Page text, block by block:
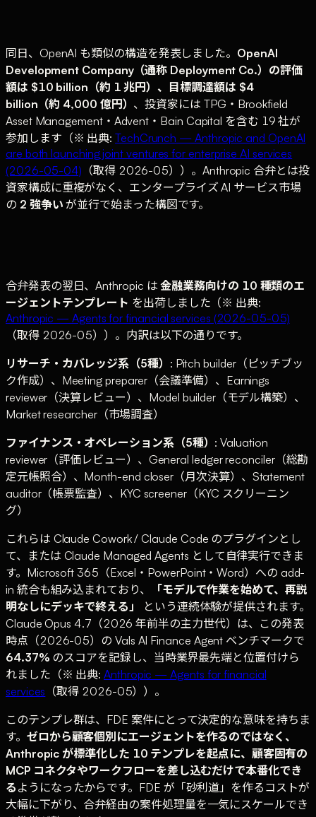
同日、OpenAI も類似の構造を発表しました。 OpenAI
Development Company（通称 Deployment Co.）の評価
額は $10 billion（約 1 兆円）、目標調達額は $4
billion（約 4,000 億円） 、投資家には TPG・Brookfield
Asset Management・Advent・Bain Capital を含む 19 社が
参加します（※ 出典:TechCrunch — Anthropic and OpenAI
are both launching joint ventures for enterprise AI services
(2026-05-04) （取得 2026-05））。Anthropic 合弁とは投
資家構成に重複がなく、エンタープライズ AI サービス市場
の 2 強争い が並行で始まった構図です。
合弁発表の翌日、Anthropic は金融業務向けの 10 種類のエ
ージェントテンプレート を出荷しました（※ 出典:
Anthropic — Agents for financial services (2026-05-05)
（取得 2026-05））。内訳は以下の通りです。
リサーチ・カバレッジ系（5種） : Pitch builder（ピッチブッ
ク作成）、Meeting preparer（会議準備）、Earnings
reviewer（決算レビュー）、Model builder（モデル構築）、
Market researcher（市場調査）
ファイナンス・オペレーション系（5種） : Valuation
reviewer（評価レビュー）、General ledger reconciler（総勘
定元帳照合）、Month-end closer（月次決算）、Statement
auditor（帳票監査）、KYC screener（KYC スクリーニン
グ）
これらは Claude Cowork / Claude Code のプラグインとし
て、または Claude Managed Agents として自律実行できま
す。Microsoft 365（Excel・PowerPoint・Word）への add-
in 統合も組み込まれており、
「モデルで作業を始めて、再説
明なしにデッキで終える」
という連続体験が提供されます。
Claude Opus 4.7（2026 年前半の主力世代）は、この発表
時点（2026-05）の Vals AI Finance Agent ベンチマークで
64.37% のスコアを記録し、当時業界最先端と位置付けら
れました（※ 出典:Anthropic — Agents for financial
services （取得 2026-05））。
このテンプレ群は、FDE 案件にとって決定的な意味を持ちま
す。 ゼロから顧客個別にエージェントを作るのではなく、
Anthropic が標準化した 10 テンプレを起点に、顧客固有の
MCP コネクタやワークフローを差し込むだけで本番化でき
る ようになったからです。FDE が「砂利道」を作るコストが
大幅に下がり、合弁経由の案件処理量を一気にスケールでき